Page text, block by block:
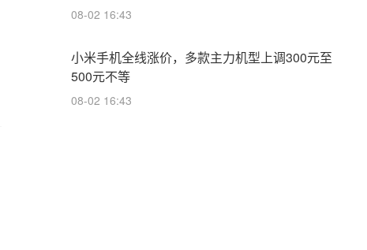
08-02 16:43
小米手机全线涨价，多款主力机型上调300元至
500元不等
08-02 16:43